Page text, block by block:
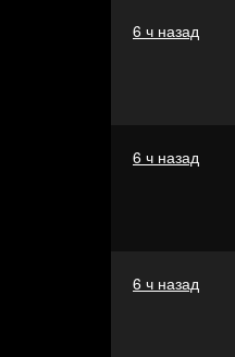
6 ч назад
6 ч назад
6 ч назад